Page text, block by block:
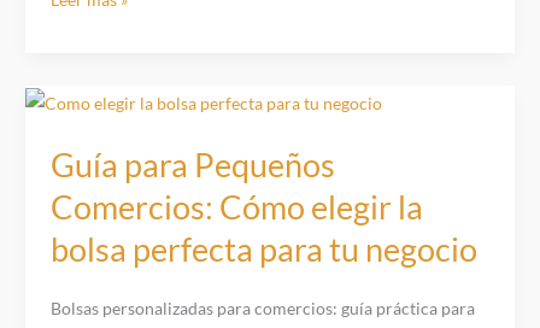
cómo
no
convertir
tu
en
Guía para Pequeños
Comercios: Cómo elegir la
bolsa perfecta para tu negocio
Bolsas personalizadas para comercios: guía práctica para